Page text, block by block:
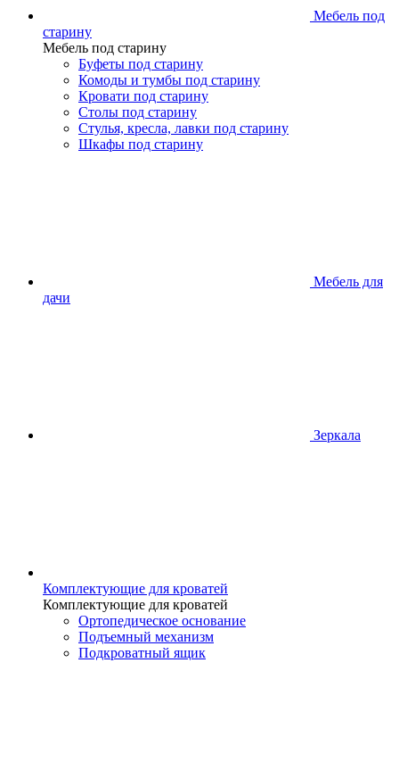
Мебель под
старину
Мебель под старину
Буфеты под старину
Комоды и тумбы под старину
Кровати под старину
Столы под старину
Стулья, кресла, лавки под старину
Шкафы под старину
Мебель для
дачи
Зеркала
Комплектующие для кроватей
Комплектующие для кроватей
Ортопедическое основание
Подъемный механизм
Подкроватный ящик